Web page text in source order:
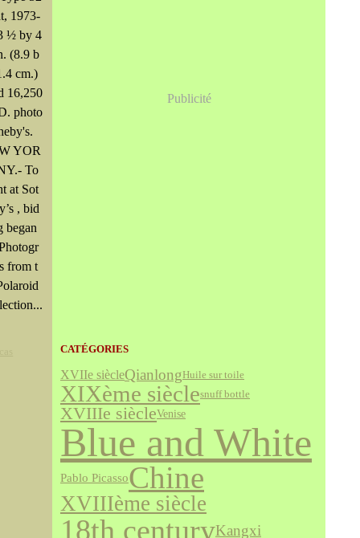
1973-
½ by 4
(8.9 b
cm.)
16,250
photo
YOR
To
at Sot
, bid
began
from t
Publicité
CATÉGORIES
XVIIe siècleQianlongHuile sur toile
XIXème sièclesnuff bottle
XVIIIe siècleVenise
Blue and White
Pablo PicassoChine
XVIIIème siècle
18th centuryKangxi